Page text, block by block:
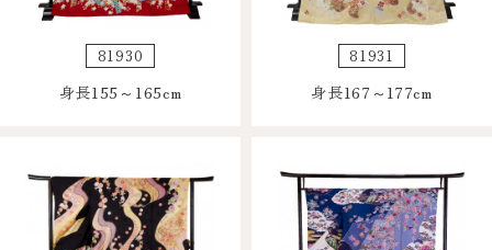
81930
身長155～165cm
81931
身長167～177cm